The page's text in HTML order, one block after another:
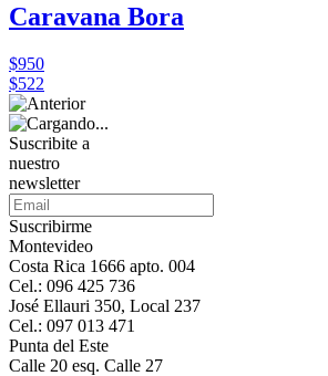
Caravana Bora
$950
$522
Suscribite a
nuestro
newsletter
Suscribirme
Montevideo
Costa Rica 1666 apto. 004
Cel.: 096 425 736
José Ellauri 350, Local 237
Cel.: 097 013 471
Punta del Este
Calle 20 esq. Calle 27